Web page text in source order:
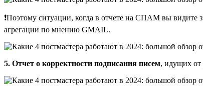
❗Поэтому ситуации, когда в отчете на СПАМ вы видите
агрегации по мнению GMAIL.
5. Отчет о корректности подписания писем, идущих от